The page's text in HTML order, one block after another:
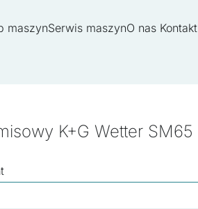
maszynSerwis maszynO nas Kontakt
K+G Wetter SM65